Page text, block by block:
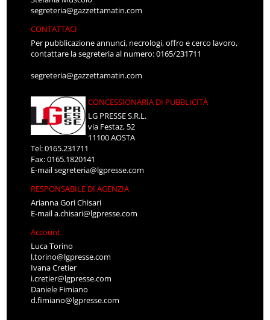
segreteria@gazzettamatin.com
CONTATTACI
Per pubblicazione annunci, necrologi, offro e cerco lavoro,
contattare la segreteria al numero: 0165/231711
segreteria@gazzettamatin.com
CONCESSIONARIA DI PUBBLICITÀ
LG PRESSE S.R.L.
via Festaz, 52
11100 AOSTA
Tel: 0165.231711
Fax: 0165.1820141
E-mailsegreteria@lgpresse.com
RESPONSABILE DI AGENZIA
Arianna Gori Chisari
E-maila.chisari@lgpresse.com
Account
Luca Torino
l.torino@lgpresse.com
Ivana Cretier
i.cretier@lgpresse.com
Daniele Fimiano
d.fimiano@lgpresse.com